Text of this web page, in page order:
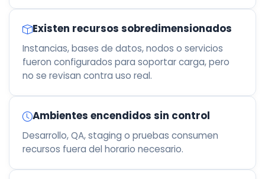
Existen recursos sobredimensionados
Instancias, bases de datos, nodos o servicios
fueron configurados para soportar carga, pero
no se revisan contra uso real.
Ambientes encendidos sin control
Desarrollo, QA, staging o pruebas consumen
recursos fuera del horario necesario.